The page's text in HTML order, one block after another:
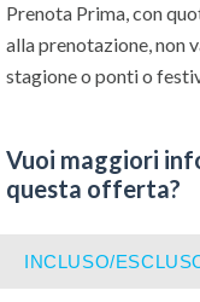
- consumo illimitato di
bicchiere dalle 10 alle
III
Vuoi maggiori
questa offerta?
Prenota Prima, con
alla prenotazione, non
stagione o ponti o
Vuoi maggiori
questa offerta?
INCLUSO/